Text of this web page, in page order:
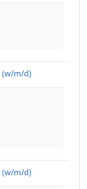
(w/m/d)
(w/m/d)